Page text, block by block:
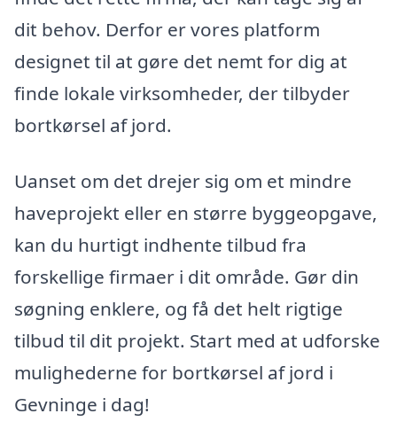
dit behov. Derfor er vores platform
designet til at gøre det nemt for dig at
finde lokale virksomheder, der tilbyder
bortkørsel af jord.
Uanset om det drejer sig om et mindre
haveprojekt eller en større byggeopgave,
kan du hurtigt indhente tilbud fra
forskellige firmaer i dit område. Gør din
søgning enklere, og få det helt rigtige
tilbud til dit projekt. Start med at udforske
mulighederne for bortkørsel af jord i
Gevninge i dag!